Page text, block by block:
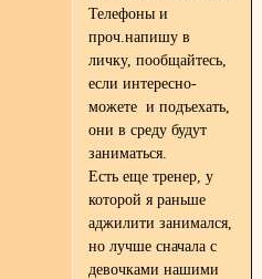
Телефоны и
проч.напишу в
личку, пообщайтесь,
если интересно-
можете и подъехать,
они в среду будут
заниматься.
Есть еще тренер, у
которой я раньше
аджилити занимался,
но лучше сначала с
девочками нашими